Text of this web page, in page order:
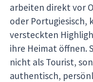
arbeiten direkt vor
oder Portugiesisch,
versteckten
ihre Heimat öffnen.
nicht als Tourist,
authentisch,